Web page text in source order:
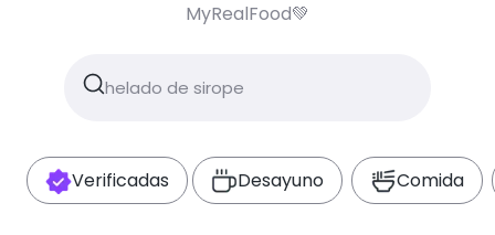
MyRealFood💚
Verificadas Desayuno Comida